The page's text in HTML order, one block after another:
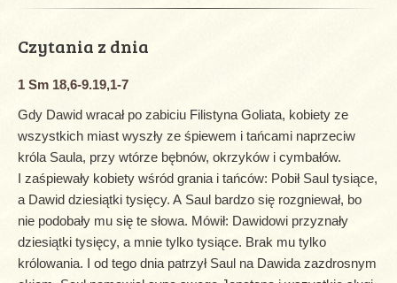
Czytania z dnia
1 Sm 18,6-9.19,1-7
Gdy Dawid wracał po zabiciu Filistyna Goliata, kobiety ze
wszystkich miast wyszły ze śpiewem i tańcami naprzeciw
króla Saula, przy wtórze bębnów, okrzyków i cymbałów.
I zaśpiewały kobiety wśród grania i tańców: Pobił Saul tysiące,
a Dawid dziesiątki tysięcy. A Saul bardzo się rozgniewał, bo
nie podobały mu się te słowa. Mówił: Dawidowi przyznały
dziesiątki tysięcy, a mnie tylko tysiące. Brak mu tylko
królowania. I od tego dnia patrzył Saul na Dawida zazdrosnym